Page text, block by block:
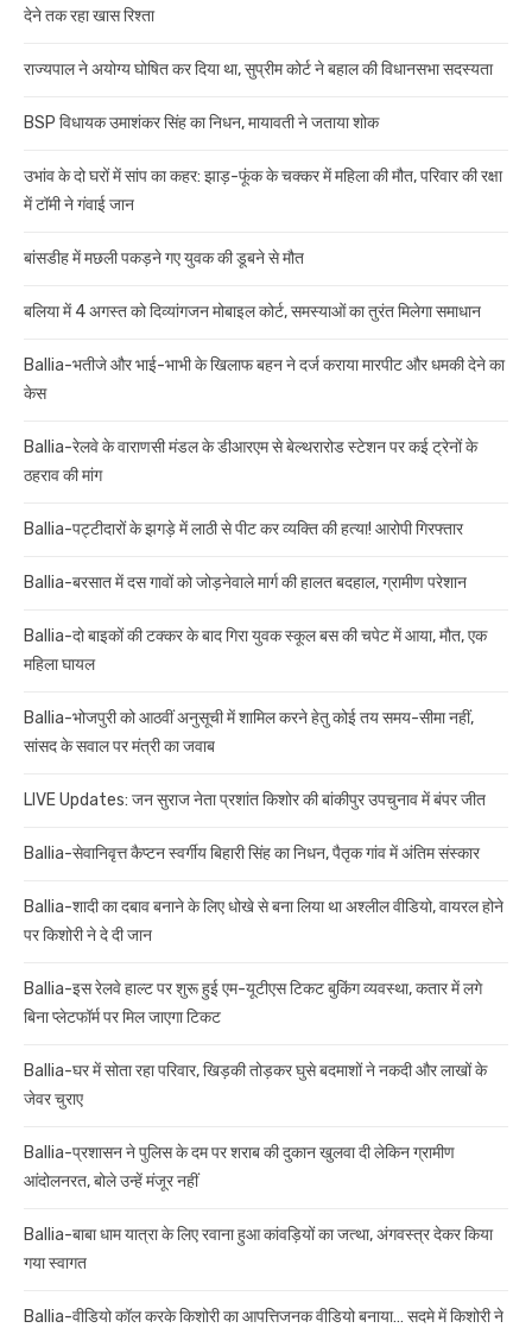
देने तक रहा खास रिश्ता
राज्यपाल ने अयोग्य घोषित कर दिया था, सुप्रीम कोर्ट ने बहाल की विधानसभा सदस्यता
BSP विधायक उमाशंकर सिंह का निधन, मायावती ने जताया शोक
उभांव के दो घरों में सांप का कहर: झाड़-फूंक के चक्कर में महिला की मौत, परिवार की रक्षा
में टॉमी ने गंवाई जान
बांसडीह में मछली पकड़ने गए युवक की डूबने से मौत
बलिया में 4 अगस्त को दिव्यांगजन मोबाइल कोर्ट, समस्याओं का तुरंत मिलेगा समाधान
Ballia-भतीजे और भाई-भाभी के खिलाफ बहन ने दर्ज कराया मारपीट और धमकी देने का
केस
Ballia-रेलवे के वाराणसी मंडल के डीआरएम से बेल्थरारोड स्टेशन पर कई ट्रेनों के
ठहराव की मांग
Ballia-पट्टीदारों के झगड़े में लाठी से पीट कर व्यक्ति की हत्या! आरोपी गिरफ्तार
Ballia-बरसात में दस गावों को जोड़नेवाले मार्ग की हालत बदहाल, ग्रामीण परेशान
Ballia-दो बाइकों की टक्कर के बाद गिरा युवक स्कूल बस की चपेट में आया, मौत, एक
महिला घायल
Ballia-भोजपुरी को आठवीं अनुसूची में शामिल करने हेतु कोई तय समय-सीमा नहीं,
सांसद के सवाल पर मंत्री का जवाब
LIVE Updates: जन सुराज नेता प्रशांत किशोर की बांकीपुर उपचुनाव में बंपर जीत
Ballia-सेवानिवृत्त कैप्टन स्वर्गीय बिहारी सिंह का निधन, पैतृक गांव में अंतिम संस्कार
Ballia-शादी का दबाव बनाने के लिए धोखे से बना लिया था अश्लील वीडियो, वायरल होने
पर किशोरी ने दे दी जान
Ballia-इस रेलवे हाल्ट पर शुरू हुई एम-यूटीएस टिकट बुकिंग व्यवस्था, कतार में लगे
बिना प्लेटफॉर्म पर मिल जाएगा टिकट
Ballia-घर में सोता रहा परिवार, खिड़की तोड़कर घुसे बदमाशों ने नकदी और लाखों के
जेवर चुराए
Ballia-प्रशासन ने पुलिस के दम पर शराब की दुकान खुलवा दी लेकिन ग्रामीण
आंदोलनरत, बोले उन्हें मंजूर नहीं
Ballia-बाबा धाम यात्रा के लिए रवाना हुआ कांवड़ियों का जत्था, अंगवस्त्र देकर किया
गया स्वागत
Ballia-वीडियो कॉल करके किशोरी का आपत्तिजनक वीडियो बनाया… सदमे में किशोरी ने